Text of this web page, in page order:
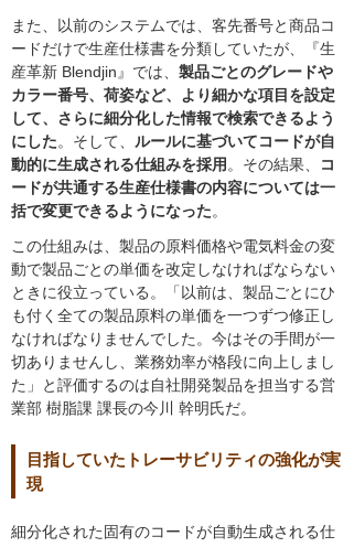
また、以前のシステムでは、客先番号と商品コ
ードだけで生産仕様書を分類していたが、『生
産革新 Blendjin』では、 製品ごとのグレードや
カラー番号、荷姿など、より細かな項目を設定
して、さらに細分化した情報で検索できるよう
にした。そして、 ルールに基づいてコードが自
動的に生成される仕組みを採用 。その結果、
コ
ードが共通する生産仕様書の内容については一
括で変更できるようになった。
この仕組みは、製品の原料価格や電気料金の変
動で製品ごとの単価を改定しなければならない
ときに役立っている。「以前は、製品ごとにひ
も付く全ての製品原料の単価を一つずつ修正し
なければなりませんでした。今はその手間が一
切ありませんし、業務効率が格段に向上しまし
た」と評価するのは自社開発製品を担当する営
業部 樹脂課 課長の今川 幹明氏だ。
目指していたトレーサビリティの強化が実
現
細分化された固有のコードが自動生成される仕